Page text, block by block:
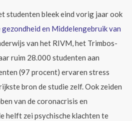
studenten bleek eind vorig jaar ook
en Middelengebruik van
van het RIVM, het Trimbos-
ruim 28.000 studenten aan
(97 procent) ervaren stress
bron de studie zelf. Ook zeiden
van de coronacrisis en
helft zei psychische klachten te